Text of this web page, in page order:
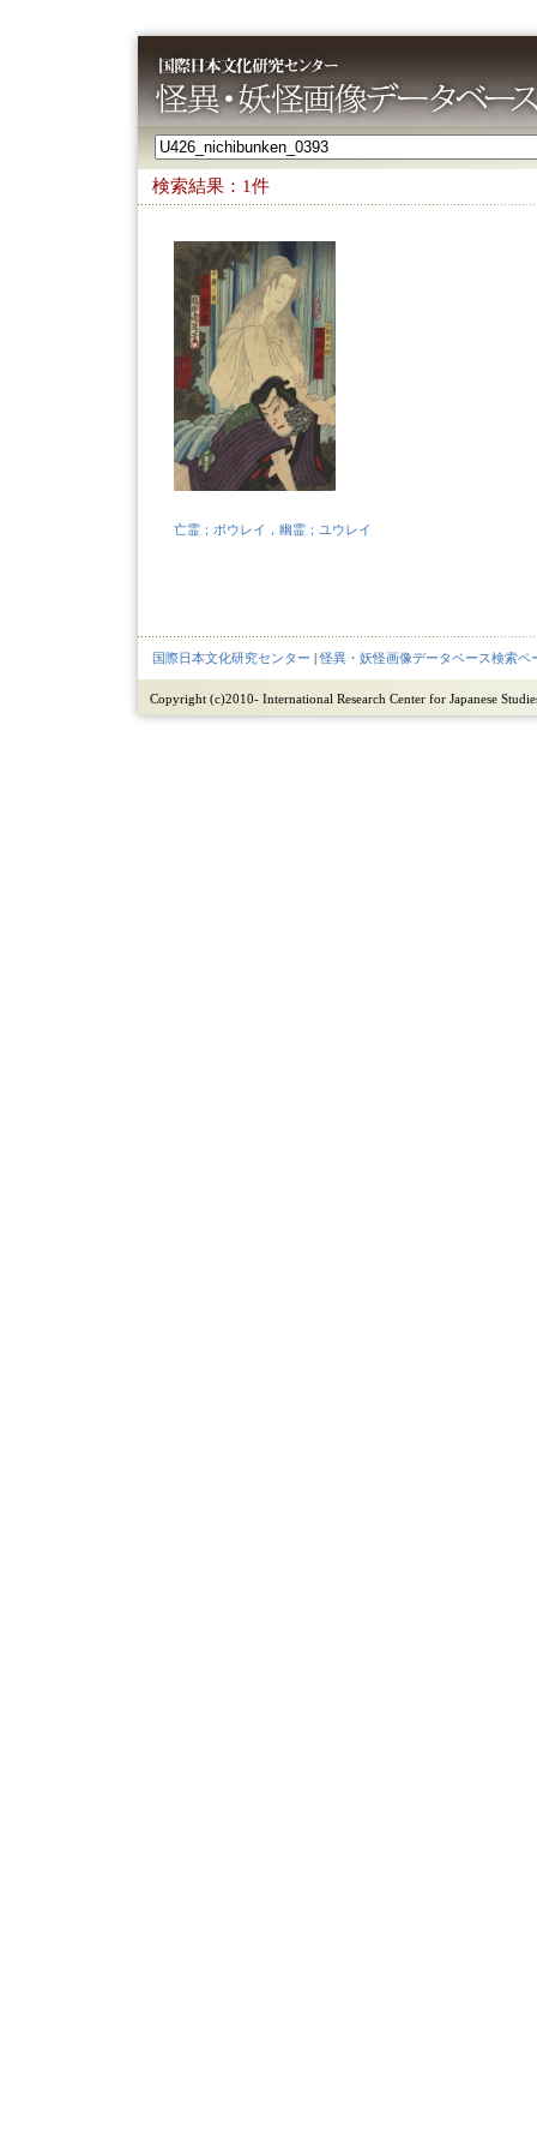
検索結果：1件
亡霊；ボウレイ，幽霊；ユウレイ
国際日本文化研究センター |怪異・妖怪画像データベース検索ペ
Copyright (c)2010- International Research Center for Japanese